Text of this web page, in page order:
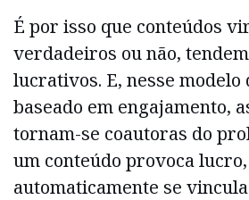
É por isso que conteúdos
verdadeiros ou não,
lucrativos. E, nesse modelo
baseado em engajamento,
tornam-se coautoras do
um conteúdo provoca
automaticamente se